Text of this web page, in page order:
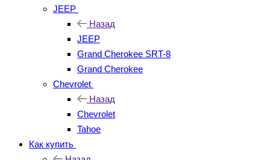
JEEP
Назад
JEEP
Grand Cherokee SRT-8
Grand Cherokee
Chevrolet
Назад
Chevrolet
Tahoe
Как купить